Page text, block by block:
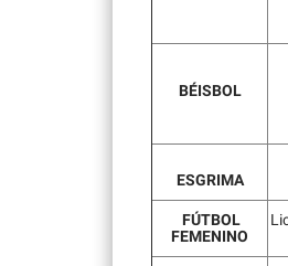
BÉISBOL
ESGRIMA
FÚTBOL
FEMENINO